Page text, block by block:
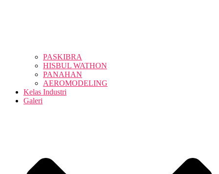
PASKIBRA
HISBUL WATHON
PANAHAN
AEROMODELING
Kelas Industri
Galeri